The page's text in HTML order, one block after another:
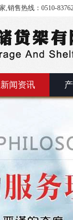
,销售热线：0510-
新闻资讯